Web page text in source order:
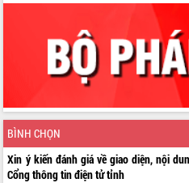
BÌNH CHỌN
Xin ý kiến đánh giá về giao diện, nội
Cổng thông tin điện tử tỉnh